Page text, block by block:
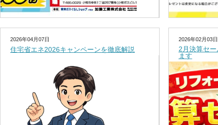
2026年04月07日
住宅省エネ2026キャンペーンを徹底解説
2026年02月03日
2月決算セ
ます